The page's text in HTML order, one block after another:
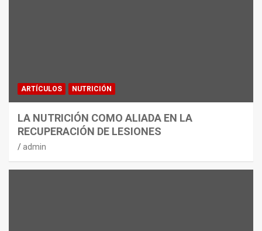
ARTÍCULOS NUTRICIÓN
LA NUTRICIÓN COMO ALIADA EN LA
RECUPERACIÓN DE LESIONES
admin